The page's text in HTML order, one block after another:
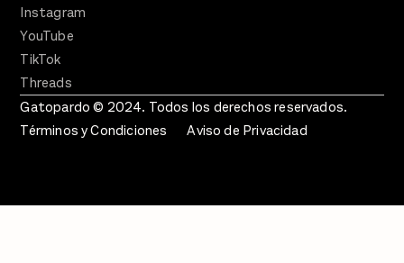
Instagram
YouTube
TikTok
Threads
Gatopardo © 2024. Todos los derechos reservados.
Términos y Condiciones
Aviso de Privacidad